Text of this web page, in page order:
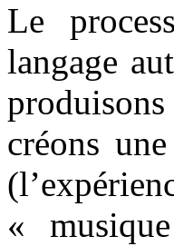
Le
langage
créons
«